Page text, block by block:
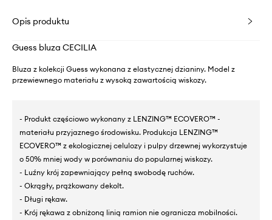
Opis produktu
Guess bluza CECILIA
Bluza z kolekcji Guess wykonana z elastycznej dzianiny. Model z
przewiewnego materiału z wysoką zawartością wiskozy.
- Produkt częściowo wykonany z LENZING™ ECOVERO™ -
materiału przyjaznego środowisku. Produkcja LENZING™
ECOVERO™ z ekologicznej celulozy i pulpy drzewnej wykorzystuje
o 50% mniej wody w porównaniu do popularnej wiskozy.
- Luźny krój zapewniający pełną swobodę ruchów.
- Okrągły, prążkowany dekolt.
- Długi rękaw.
- Krój rękawa z obniżoną linią ramion nie ogranicza mobilności.